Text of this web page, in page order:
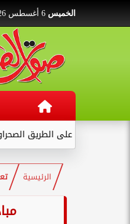
الخميس
على الطريق الصحراوي بنجع
الرئيسية